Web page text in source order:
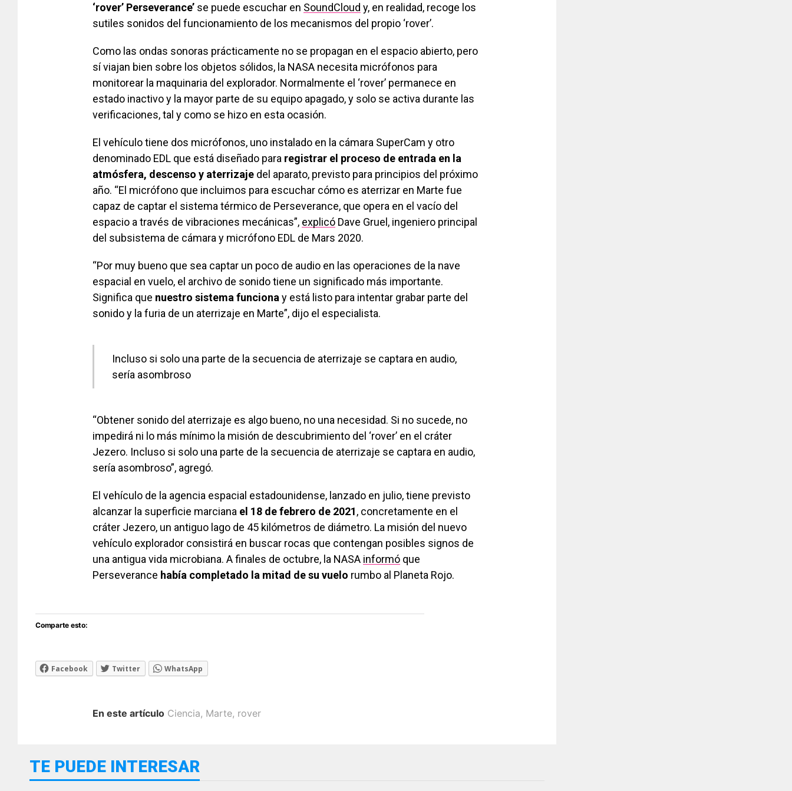
‘rover’ Perseverance’ se puede escuchar en SoundCloud y, en realidad, recoge los
sutiles sonidos del funcionamiento de los mecanismos del propio ‘rover’.
Como las ondas sonoras prácticamente no se propagan en el espacio abierto, pero
sí viajan bien sobre los objetos sólidos, la NASA necesita micrófonos para
monitorear la maquinaria del explorador. Normalmente el ‘rover’ permanece en
estado inactivo y la mayor parte de su equipo apagado, y solo se activa durante las
verificaciones, tal y como se hizo en esta ocasión.
El vehículo tiene dos micrófonos, uno instalado en la cámara SuperCam y otro
denominado EDL que está diseñado para registrar el proceso de entrada en la
atmósfera, descenso y aterrizaje del aparato, previsto para principios del próximo
año. “El micrófono que incluimos para escuchar cómo es aterrizar en Marte fue
capaz de captar el sistema térmico de Perseverance, que opera en el vacío del
espacio a través de vibraciones mecánicas”, explicó Dave Gruel, ingeniero principal
del subsistema de cámara y micrófono EDL de Mars 2020.
“Por muy bueno que sea captar un poco de audio en las operaciones de la nave
espacial en vuelo, el archivo de sonido tiene un significado más importante.
Significa que nuestro sistema funciona y está listo para intentar grabar parte del
sonido y la furia de un aterrizaje en Marte”, dijo el especialista.
Incluso si solo una parte de la secuencia de aterrizaje se captara en audio,
sería asombroso
“Obtener sonido del aterrizaje es algo bueno, no una necesidad. Si no sucede, no
impedirá ni lo más mínimo la misión de descubrimiento del ‘rover’ en el cráter
Jezero. Incluso si solo una parte de la secuencia de aterrizaje se captara en audio,
sería asombroso”, agregó.
El vehículo de la agencia espacial estadounidense, lanzado en julio, tiene previsto
alcanzar la superficie marciana el 18 de febrero de 2021, concretamente en el
cráter Jezero, un antiguo lago de 45 kilómetros de diámetro. La misión del nuevo
vehículo explorador consistirá en buscar rocas que contengan posibles signos de
una antigua vida microbiana. A finales de octubre, la NASA informó que
Perseverance había completado la mitad de su vuelo rumbo al Planeta Rojo.
Comparte esto:
Facebook Twitter WhatsApp
En este artículo Ciencia, Marte, rover
TE PUEDE INTERESAR